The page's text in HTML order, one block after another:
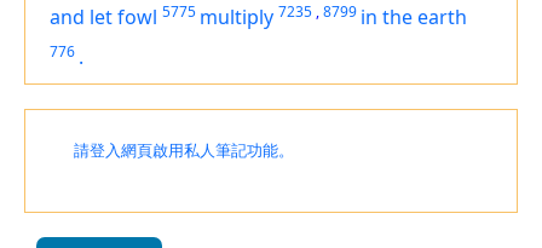
and let fowl 5775 multiply 7235 ,8799 in the earth
776 .
請登入網頁啟用私人筆記功能。